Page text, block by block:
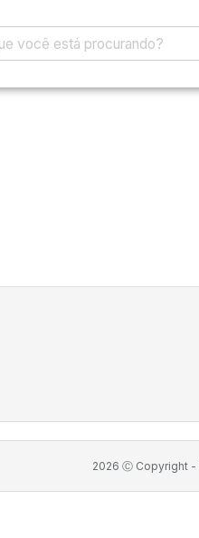
2026 Ⓒ Copyright -